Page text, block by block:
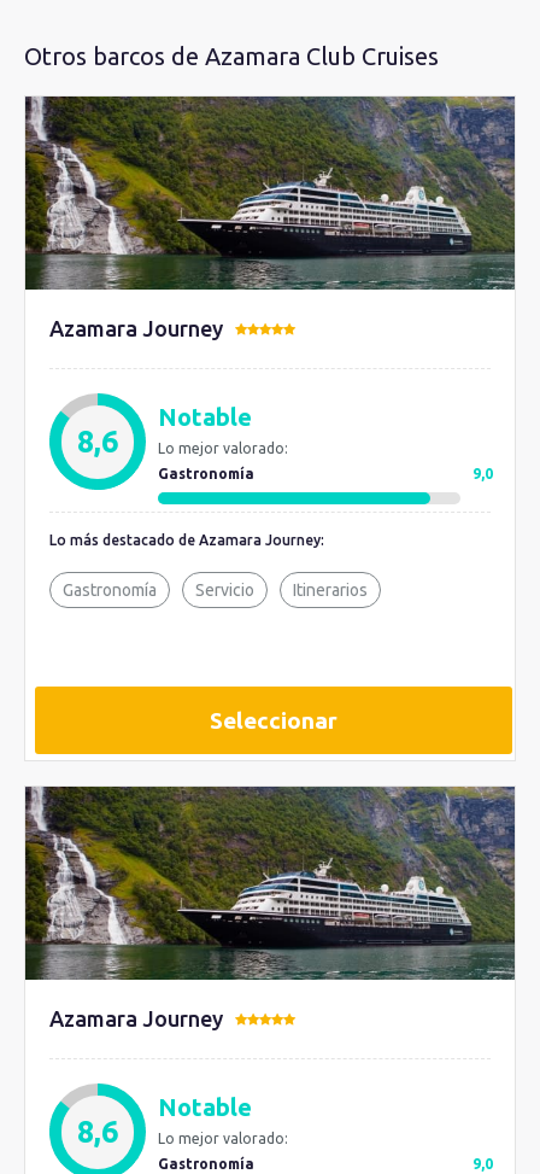
Otros barcos de Azamara Club Cruises
Azamara Journey
8,6
Notable
Lo mejor valorado:
Gastronomía
9,0
Lo más destacado de Azamara Journey:
Gastronomía Servicio Itinerarios
Seleccionar
Azamara Journey
8,6
Notable
Lo mejor valorado:
Gastronomía
9,0